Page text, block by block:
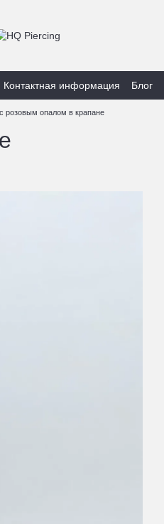
Контактная информация Блог
розовым опалом в крапане